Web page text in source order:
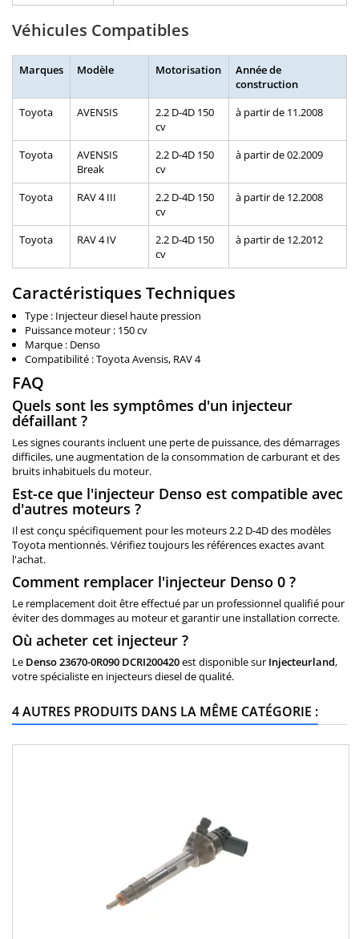
Véhicules Compatibles
Marques Modèle Motorisation
Année de
construction
Toyota
AVENSIS
2.2 D-4D 150
cv
à partir de 11.2008
Toyota
AVENSIS
Break
2.2 D-4D 150
cv
à partir de 02.2009
Toyota RAV 4 III
2.2 D-4D 150
cv
à partir de 12.2008
Toyota RAV 4 IV
2.2 D-4D 150
cv
à partir de 12.2012
Caractéristiques Techniques
Type : Injecteur diesel haute pression
Puissance moteur : 150 cv
Marque : Denso
Compatibilité : Toyota Avensis, RAV 4
FAQ
Quels sont les symptômes d'un injecteur
défaillant ?
Les signes courants incluent une perte de puissance, des démarrages
difficiles, une augmentation de la consommation de carburant et des
bruits inhabituels du moteur.
Est-ce que l'injecteur Denso est compatible avec
d'autres moteurs ?
Il est conçu spécifiquement pour les moteurs 2.2 D-4D des modèles
Toyota mentionnés. Vérifiez toujours les références exactes avant
l'achat.
Comment remplacer l'injecteur Denso 0 ?
Le remplacement doit être effectué par un professionnel qualifié pour
éviter des dommages au moteur et garantir une installation correcte.
Où acheter cet injecteur ?
Le Denso23670-0R090 DCRI200420est disponible sur Injecteurland,
votre spécialiste en injecteurs diesel de qualité.
4 AUTRES PRODUITS DANS LA MÊME CATÉGORIE :